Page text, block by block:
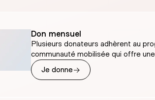
Don mensuel
Plusieurs donateurs adhèrent au
communauté mobilisée qui offre
Je donne→